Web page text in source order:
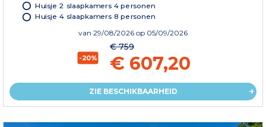
Huisje 2 slaapkamers 4 personen
Huisje 4 slaapkamers 8 personen
van 29/08/2026 op 05/09/2026
-20%
€ 759
€ 607,20
ZIE BESCHIKBAARHEID